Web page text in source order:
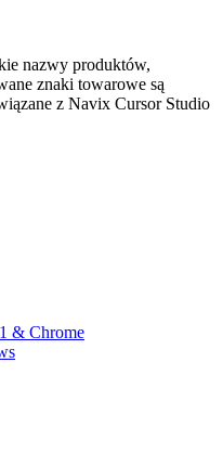
nazwy produktów,
znaki towarowe są
z Navix Cursor Studio
& Chrome